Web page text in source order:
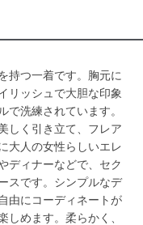
持つ一着です。胸元に
リッシュで大胆な印象
で洗練されています。
しく引き立て、フレア
大人の女性らしいエレ
ディナーなどで、セク
スです。シンプルなデ
由にコーディネートが
しめます。柔らかく、